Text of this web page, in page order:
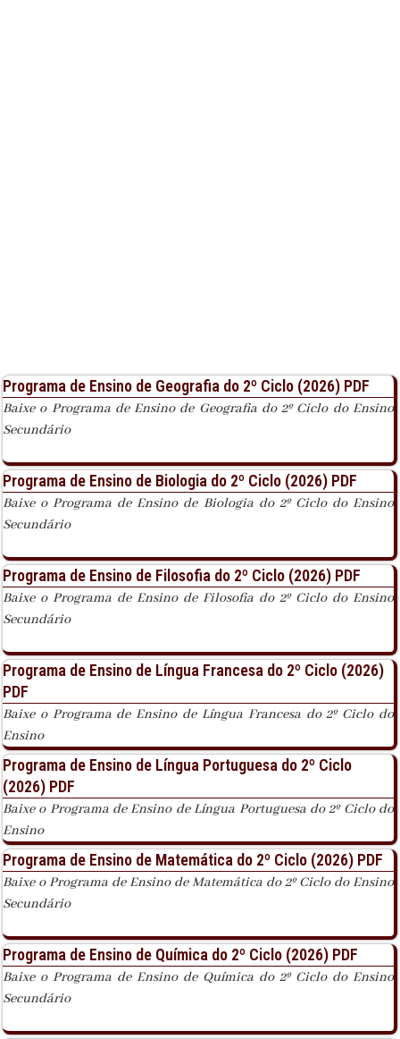
Programa de Ensino de Geografia do 2º Ciclo (2026) PDF
Baixe o Programa de Ensino de Geografia do 2º Ciclo do Ensino
Secundário
Programa de Ensino de Biologia do 2º Ciclo (2026) PDF
Baixe o Programa de Ensino de Biologia do 2º Ciclo do Ensino
Secundário
Programa de Ensino de Filosofia do 2º Ciclo (2026) PDF
Baixe o Programa de Ensino de Filosofia do 2º Ciclo do Ensino
Secundário
Programa de Ensino de Língua Francesa do 2º Ciclo (2026)
PDF
Baixe o Programa de Ensino de Língua Francesa do 2º Ciclo do
Ensino
Programa de Ensino de Língua Portuguesa do 2º Ciclo
(2026) PDF
Baixe o Programa de Ensino de Língua Portuguesa do 2º Ciclo do
Ensino
Programa de Ensino de Matemática do 2º Ciclo (2026) PDF
Baixe o Programa de Ensino de Matemática do 2º Ciclo do Ensino
Secundário
Programa de Ensino de Química do 2º Ciclo (2026) PDF
Baixe o Programa de Ensino de Química do 2º Ciclo do Ensino
Secundário